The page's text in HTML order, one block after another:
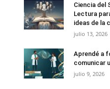
Ciencia del
Lectura
ideas de la
julio 13, 2026
Aprendé a
comunicar
julio 9, 2026